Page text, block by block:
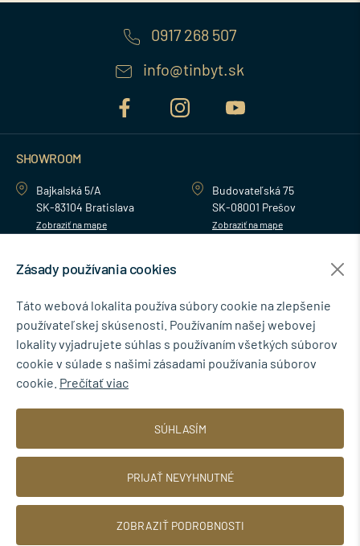
0917 268 507
info@tinbyt.sk
SHOWROOM
Bajkalská 5/A
SK-83104 Bratislava
Zobraziť na mape
Budovateľská 75
SK-08001 Prešov
Zobraziť na mape
NEWSLETTER
Zásady ochrany osobných údajov
© 2026 TINBYT s.r.o.
Zásady používania cookies
Táto webová lokalita používa súbory cookie na zlepšenie
používateľskej skúsenosti. Používaním našej webovej
lokality vyjadrujete súhlas s používaním všetkých súborov
cookie v súlade s našimi zásadami používania súborov
cookie. Prečítať viac
SÚHLASÍM
PRIJAŤ NEVYHNUTNÉ
ZOBRAZIŤ PODROBNOSTI